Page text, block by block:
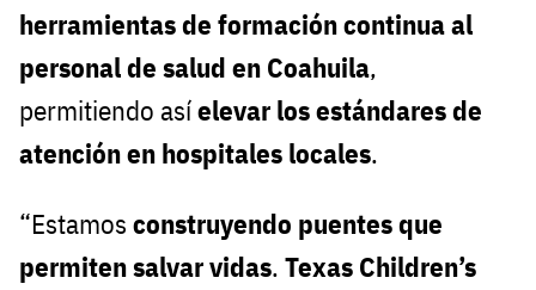
herramientas de formación continua al
personal de salud en Coahuila,
permitiendo asíelevar los estándares de
atención en hospitales locales.
“Estamos construyendo puentes que
permiten salvar vidas. Texas Children’s